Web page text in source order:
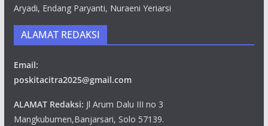
Aryadi, Endang Paryanti, Nuraeni Yeriarsi
ALAMAT REDAKSI
Email:
poskitacitra2025@gmail.com
ALAMAT Redaksi: Jl Arum Dalu III no 3
Mangkubumen,Banjarsari, Solo 57139.